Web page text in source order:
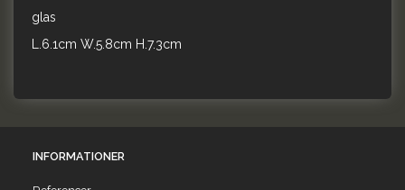
glas
L.6.1cm W.5.8cm H.7.3cm
INFORMATIONER